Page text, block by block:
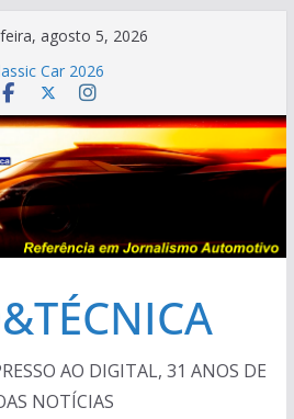
agosto 5, 2026
Car 2026
mostra sua garagem
esgotada em dois meses
vai demitir 8.000 na Alemanha
FILES #138 – Ferrari F40 1987
AO DIGITAL, 31 ANOS DE
NOTÍCIAS